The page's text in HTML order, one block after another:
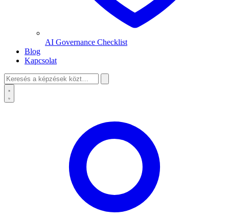
AI Governance Checklist
Blog
Kapcsolat